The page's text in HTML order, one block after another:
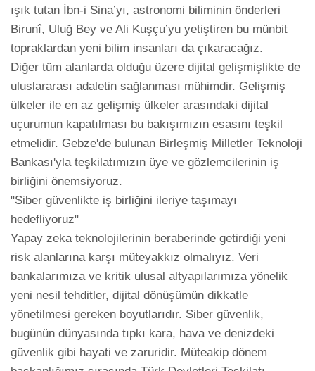
ışık tutan İbn-i Sina’yı, astronomi biliminin önderleri
Birunî, Uluğ Bey ve Ali Kuşçu’yu yetiştiren bu münbit
topraklardan yeni bilim insanları da çıkaracağız.
Diğer tüm alanlarda olduğu üzere dijital gelişmişlikte de
uluslararası adaletin sağlanması mühimdir. Gelişmiş
ülkeler ile en az gelişmiş ülkeler arasındaki dijital
uçurumun kapatılması bu bakışımızın esasını teşkil
etmelidir. Gebze'de bulunan Birleşmiş Milletler Teknoloji
Bankası'yla teşkilatımızın üye ve gözlemcilerinin iş
birliğini önemsiyoruz.
"Siber güvenlikte iş birliğini ileriye taşımayı
hedefliyoruz"
Yapay zeka teknolojilerinin beraberinde getirdiği yeni
risk alanlarına karşı müteyakkız olmalıyız. Veri
bankalarımıza ve kritik ulusal altyapılarımıza yönelik
yeni nesil tehditler, dijital dönüşümün dikkatle
yönetilmesi gereken boyutlarıdır. Siber güvenlik,
bugünün dünyasında tıpkı kara, hava ve denizdeki
güvenlik gibi hayati ve zaruridir. Müteakip dönem